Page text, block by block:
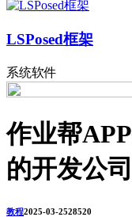
LSPosed框架
系统软件
作业帮
的开发公
教程2025-03-2528520